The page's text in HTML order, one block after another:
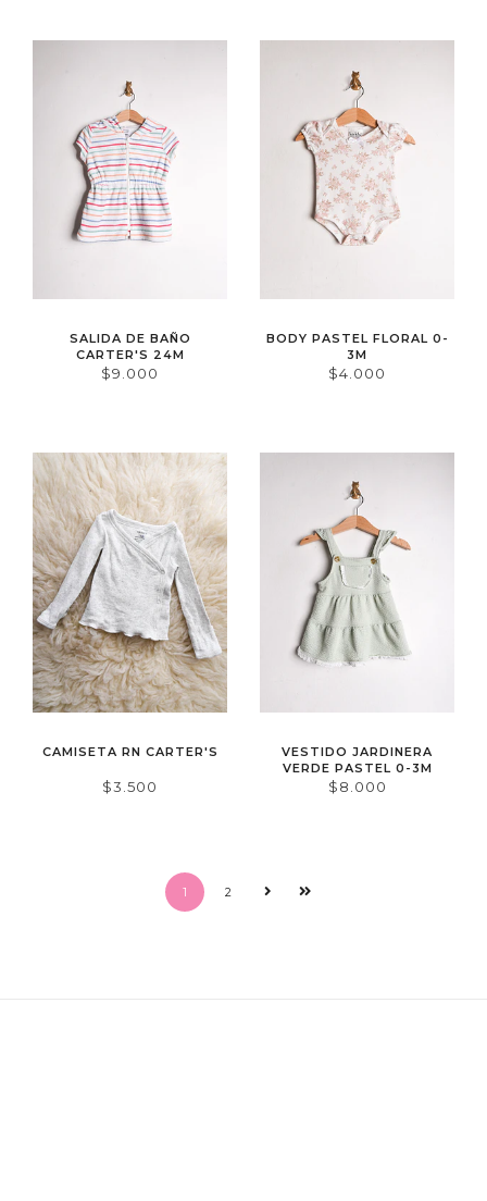
SALIDA DE BAÑO
CARTER'S 24M
$9.000
BODY PASTEL FLORAL 0-
3M
$4.000
CAMISETA RN CARTER'S
$3.500
VESTIDO JARDINERA
VERDE PASTEL 0-3M
$8.000
1 2